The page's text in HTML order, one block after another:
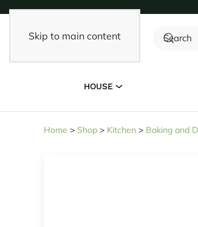
Skip to main content
HOUSE
Home > Shop > Kitchen > Baking and